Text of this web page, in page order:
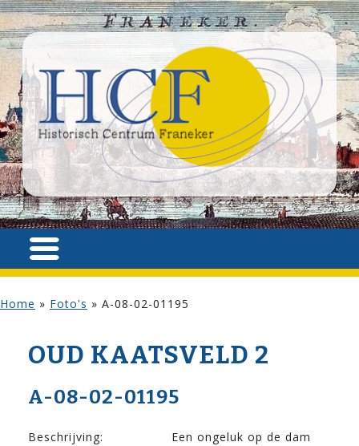
Home » Foto's » A-08-02-01195
OUD KAATSVELD 2
A-08-02-01195
Beschrijving:
Een ongeluk op de dam